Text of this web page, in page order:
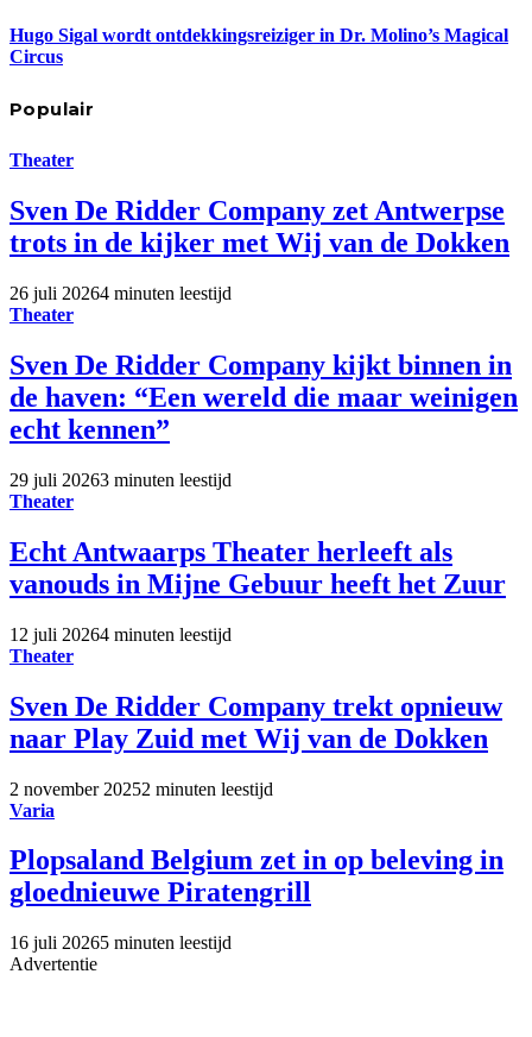
Hugo Sigal wordt ontdekkingsreiziger in Dr. Molino’s Magical
Circus
Populair
Theater
Sven De Ridder Company zet Antwerpse
trots in de kijker met Wij van de Dokken
26 juli 20264 minuten leestijd
Theater
Sven De Ridder Company kijkt binnen in
de haven: “Een wereld die maar weinigen
echt kennen”
29 juli 20263 minuten leestijd
Theater
Echt Antwaarps Theater herleeft als
vanouds in Mijne Gebuur heeft het Zuur
12 juli 20264 minuten leestijd
Theater
Sven De Ridder Company trekt opnieuw
naar Play Zuid met Wij van de Dokken
2 november 20252 minuten leestijd
Varia
Plopsaland Belgium zet in op beleving in
gloednieuwe Piratengrill
16 juli 20265 minuten leestijd
Advertentie